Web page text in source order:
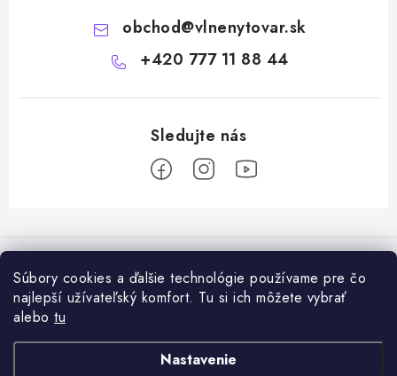
Súbory cookies a ďalšie technológie používame pre čo
najlepší užívateľský komfort. Tu si ich môžete vybrať
alebo tu
Nastavenie
obchod@vlnenytovar.sk
+420 777 11 88 44
á
Ako správne používat mulčovaciu biotextiliu z ovčej vlny v praxi
Ovčia vlna v záhrade: prírodný mulč, ktorý zlepšuje pôdu a chráni
Informácie pre vás
Dodanie tovaru a ceny za doručenie
Prijímame online platby